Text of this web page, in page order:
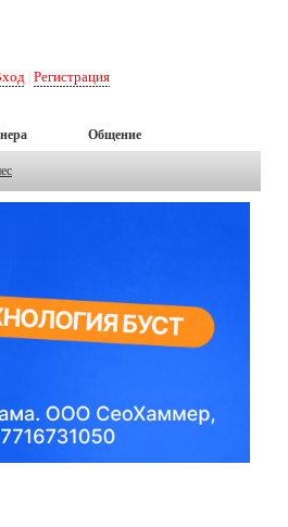
Регистрация
Общение